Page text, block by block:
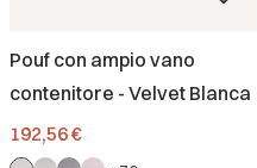
Pouf con ampio vano
contenitore - Velvet Blanca
Prezzo
192,56 €